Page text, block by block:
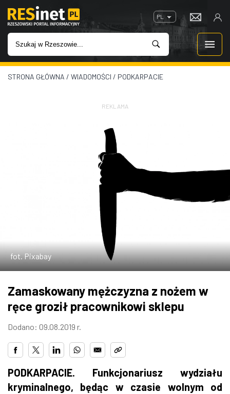
PL
WIADOMOŚCI
ZDJĘCIA
W RZESZOWIE
STRONA GŁÓWNA / WIADOMOŚCI / PODKARPACIE
REKLAMA
fot. Pixabay
Zamaskowany mężczyzna z nożem w
ręce groził pracownikowi sklepu
Dodano: 09.08.2019 r.
PODKARPACIE. Funkcjonariusz wydziału
kryminalnego, będąc w czasie wolnym od